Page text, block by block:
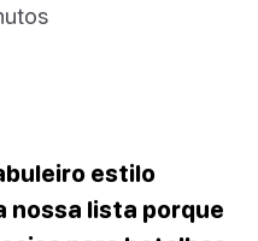
estilo
nossa lista porque